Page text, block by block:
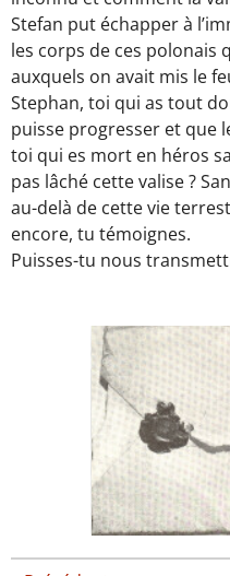
Stefan put échapper à
les corps de ces polonais
auxquels on avait mis le
Stephan, toi qui as tout
puisse progresser et que
toi qui es mort en héros
pas lâché cette valise ?
au-delà de cette vie
encore, tu témoignes.
Puisses-tu nous